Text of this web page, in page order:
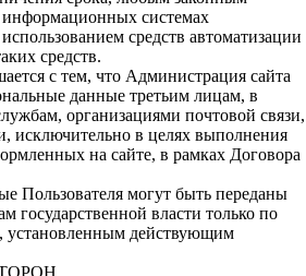
системах
средств автоматизации
средств.
с тем, что Администрация сайта
данные третьим лицам, в
организациями почтовой связи,
исключительно в целях выполнения
на сайте, в рамках Договора
Пользователя могут быть переданы
государственной власти только по
установленным действующим